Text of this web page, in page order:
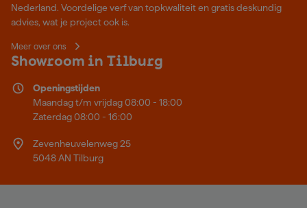
Nederland. Voordelige verf van topkwaliteit en gratis deskundig
advies, wat je project ook is.
Meer over ons
Showroom in Tilburg
Openingstijden
Maandag t/m vrijdag 08:00 - 18:00
Zaterdag 08:00 - 16:00
Zevenheuvelenweg 25
5048 AN Tilburg